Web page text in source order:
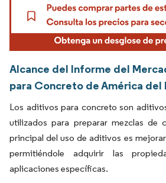
Alcance del Informe del
para Concreto de América del
Los aditivos para concreto son
utilizados para preparar mezclas de
principal del uso de aditivos es
permitiéndole adquirir las
aplicaciones específicas.